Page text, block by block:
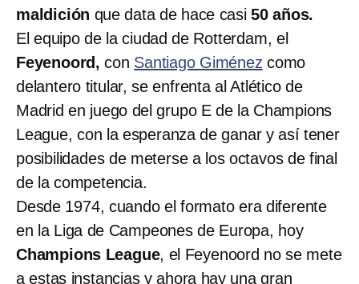
maldición que data de hace casi50 años.
El equipo de la ciudad de Rotterdam, el
Feyenoord, con Santiago Giménez como
delantero titular, se enfrenta al Atlético de
Madrid en juego del grupo E de la Champions
League, con la esperanza de ganar y así tener
posibilidades de meterse a los octavos de final
de la competencia.
Desde 1974, cuando el formato era diferente
en la Liga de Campeones de Europa, hoy
Champions League, el Feyenoord no se mete
a estas instancias y ahora hay una gran